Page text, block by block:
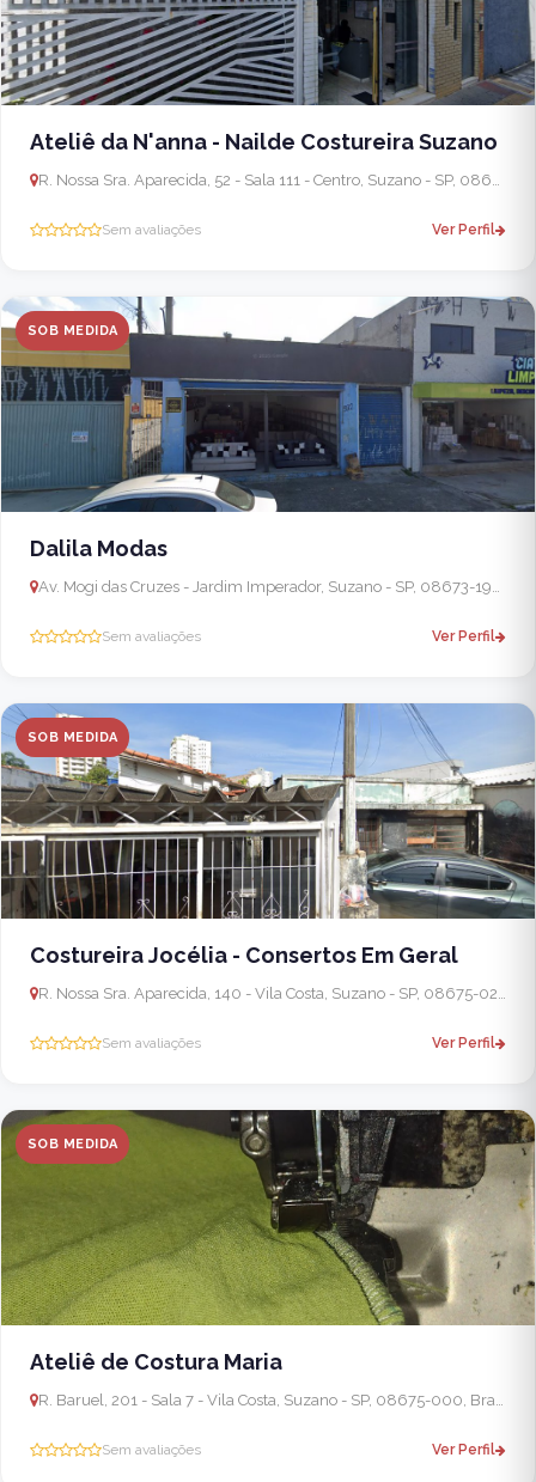
Ateliê da N'anna - Nailde Costureira Suzano
R. Nossa Sra. Aparecida, 52 - Sala 111 - Centro, Suzano - SP, 08675-025, Brasil
Sem avaliações Ver Perfil
SOB MEDIDA
Dalila Modas
Av. Mogi das Cruzes - Jardim Imperador, Suzano - SP, 08673-190, Brasil
Sem avaliações Ver Perfil
SOB MEDIDA
Costureira Jocélia - Consertos Em Geral
R. Nossa Sra. Aparecida, 140 - Vila Costa, Suzano - SP, 08675-025, Brasil
Sem avaliações Ver Perfil
SOB MEDIDA
Ateliê de Costura Maria
R. Baruel, 201 - Sala 7 - Vila Costa, Suzano - SP, 08675-000, Brasil
Sem avaliações Ver Perfil